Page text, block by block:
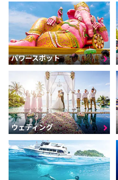
パワースポット
ウェディング